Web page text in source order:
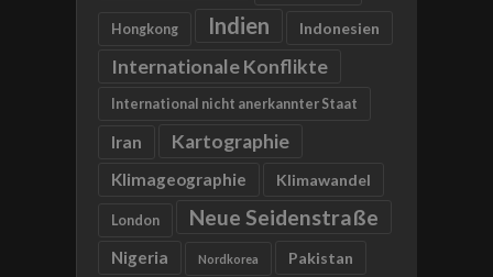
Hongkong Indien Indonesien
Internationale Konflikte
International nicht anerkannter Staat
Iran Kartographie
Klimageographie Klimawandel
London Neue Seidenstraße
Nigeria Nordkorea Pakistan